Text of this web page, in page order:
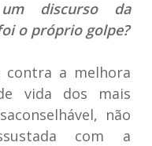
discurso da
o próprio golpe?
contra a melhora
vida dos mais
não
com a